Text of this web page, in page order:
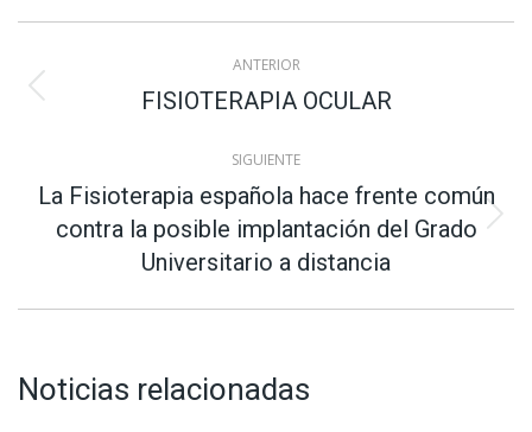
Navegación
entre
publicaciones
ANTERIOR
Publicación
FISIOTERAPIA OCULAR
SIGUIENTE
Publicación
siguiente:
La Fisioterapia española hace frente común
contra la posible implantación del Grado
Universitario a distancia
Noticias relacionadas